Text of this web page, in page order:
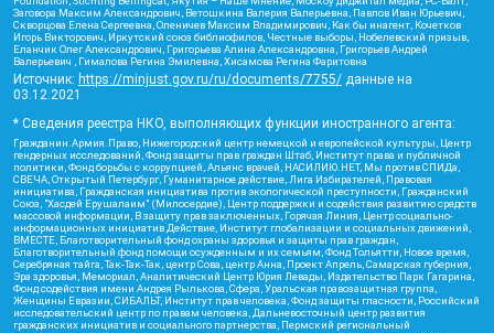
Заговора Максим Александрович, Ветошкина Валерия Валерьевна, Павлов Иван Юрьевич,
Скворцова Елена Сергеевна, Оленичев Максим Владимирович, Как бы инагент, Кочетков
Игорь Викторович, Иркутский союз библиофилов, Честные выборы, Нобелевский призыв,
Еланчик Олег Александрович, Григорьева Алина Александровна, Григорьев Андрей
Валерьевич , Гималова Регина Эмилевна, Хисамова Регина Фаритовна
Источник: https://minjust.gov.ru/ru/documents/7755/ данные на
03.12.2021
* Сведения реестра НКО, выполняющих функции иностранного агента:
Гражданин.Армия.Право, Нижегородский центр немецкой и европейской культуры, Центр
гендерных исследований, Фонд защиты прав граждан Штаб, Институт права и публичной
политики, Фонд борьбы с коррупцией, Альянс врачей, НАСИЛИЮ.НЕТ, Мы против СПИДа,
СВЕЧА, Открытый Петербург, Гуманитарное действие, Лига Избирателей, Правовая
инициатива, Гражданская инициатива против экологической преступности, Гражданский
Союз, "Хасдей Ерушалаим" (Милосердие), Центр поддержки и содействия развитию средств
массовой информации, В защиту прав заключенных, Горячая Линия, Центр социально-
информационных инициатив Действие, Институт глобализации и социальных движений,
ВМЕСТЕ, Благотворительный фонд охраны здоровья и защиты прав граждан,
Благотворительный фонд помощи осужденным и их семьям, Фонд Тольятти, Новое время,
Серебряная тайга, Так-Так-Так, центр Сова, центр Анна, Проект Апрель, Самарская губерния,
Эра здоровья, Мемориал, Аналитический Центр Юрия Левады, Издательство Парк Гагарина,
Фонд содействия имени Андрея Рылькова, Сфера, Уральская правозащитная группа,
Женщины Евразии, СИБАЛЬТ, Институт прав человека, Фонд защиты гласности, Российский
исследовательский центр по правам человека, Дальневосточный центр развития
гражданских инициатив и социального партнерства, Пермский региональный